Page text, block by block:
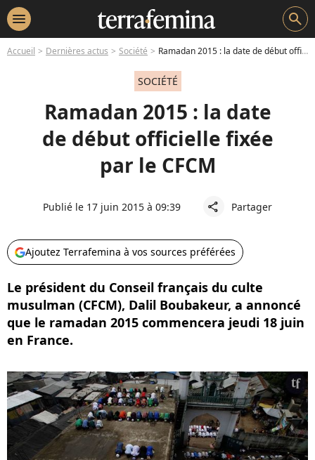
menu search
Accueil Dernières actus Société Ramadan 2015 : la date de début officielle fixée par le CFCM
SOCIÉTÉ
Ramadan 2015 : la date
de début officielle fixée
par le CFCM
Publié le 17 juin 2015 à 09:39 share Partager
Ajoutez Terrafemina à vos sources préférées
Le président du Conseil français du culte
musulman (CFCM), Dalil Boubakeur, a annoncé
que le ramadan 2015 commencera jeudi 18 juin
en France.